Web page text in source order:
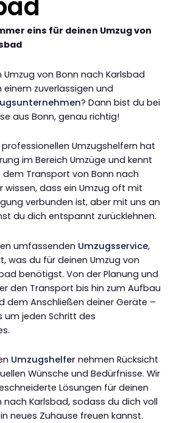
eins für deinen Umzug von
Umzug von Bonn nach Karlsbad
zuverlässigen und
? Dann bist du bei
aus Bonn, genau richtig!
Umzugshelfern hat
im Bereich Umzüge und kennt
Transport von Bonn nach
wissen, dass ein Umzug oft mit
verbunden ist, aber mit uns an
du dich entspannt zurücklehnen.
umfassenden Umzugsservice,
was du für deinen Umzug von
benötigst. Von der Planung und
den Transport bis hin zum Aufbau
dem Anschließen deiner Geräte –
um jeden Schritt des
Umzugshelfer nehmen Rücksicht
Wünsche und Bedürfnisse. Wir
Lösungen für deinen
nach Karlsbad, sodass du dich voll
neues Zuhause freuen kannst.